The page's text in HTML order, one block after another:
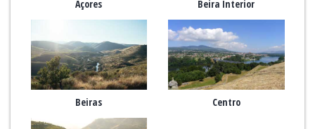
Açores Beira Interior
Beiras Centro